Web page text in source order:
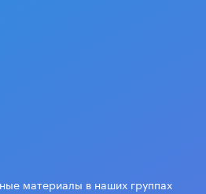
материалы в наших группах